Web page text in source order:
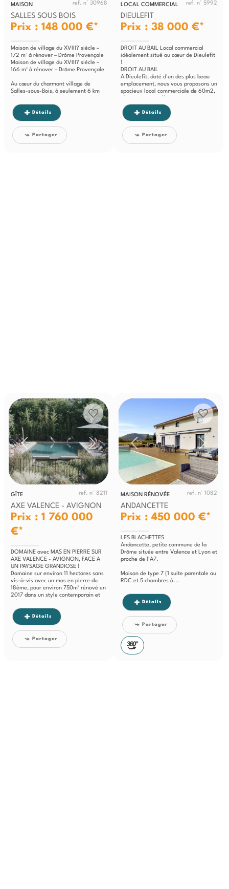
MAISON ref. n° 30968
SALLES SOUS BOIS
Prix : 148 000 €*
Maison de village du XVIII? siècle –
172 m² à rénover – Drôme Provençale
Maison de village du XVIII? siècle –
166 m² à rénover – Drôme Provençale
Au cœur du charmant village de
Salles-sous-Bois, à seulement 6 km
Détails
Partager
LOCAL COMMERCIAL ref. n° 5992
DIEULEFIT
Prix : 38 000 €*
DROIT AU BAIL Local commercial
idéalement situé au cœur de Dieulefit
!
DROIT AU BAIL
A Dieulefit, doté d'un des plus beau
emplacement, nous vous proposons un
spacieux local commerciale de 60m2,
Détails
Partager
GÎTE ref. n° 8211
AXE VALENCE - AVIGNON
Prix : 1 760 000
€*
DOMAINE avec MAS EN PIERRE SUR
AXE VALENCE - AVIGNON, FACE A
UN PAYSAGE GRANDIOSE !
Domaine sur environ 11 hectares sans
vis-à-vis avec un mas en pierre du
18ème, pour environ 750m² rénové en
2017 dans un style contemporain et
Détails
Partager
MAISON RÉNOVÉE ref. n° 1082
ANDANCETTE
Prix : 450 000 €*
LES BLACHETTES
Andancette, petite commune de la
Drôme située entre Valence et Lyon et
proche de l'A7.
Maison de type 7 (1 suite parentale au
RDC et 5 chambres à...
Détails
Partager